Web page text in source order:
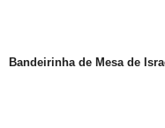
Bandeirinha de Mesa de